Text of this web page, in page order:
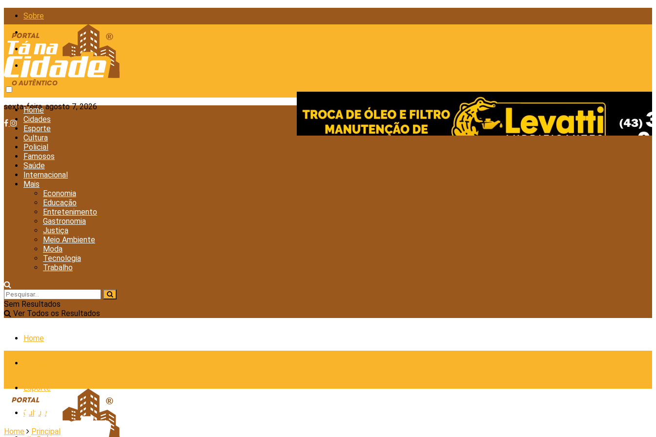
Sobre
Anunciar
Política de Privacidade
Contato
sexta-feira, agosto 7, 2026
Home
Cidades
Esporte
Cultura
Policial
Famosos
Saúde
Internacional
Mais
Economia
Educação
Entretenimento
Gastronomia
Justiça
Meio Ambiente
Moda
Tecnologia
Trabalho
Sem Resultados
Ver Todos os Resultados
Home
Esporte
Cultura
Home Principal